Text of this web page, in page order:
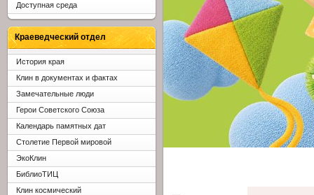
Доступная среда
Краеведческий отдел
История края
Клин в документах и фактах
Замечательные люди
Герои Советского Союза
Календарь памятных дат
Столетие Первой мировой
ЭкоКлин
БиблиоТИЦ
Клин космический